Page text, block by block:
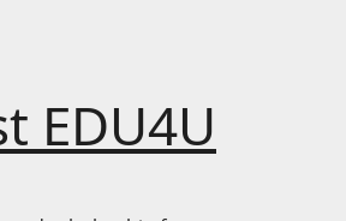
EDU4U